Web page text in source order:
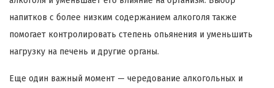
напитков с более низким содержанием алкоголя также
помогает контролировать степень опьянения и уменьшить
нагрузку на печень и другие органы.
Еще один важный момент — чередование алкогольных и